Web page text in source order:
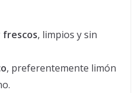
frescos, limpios y sin
, preferentemente limón